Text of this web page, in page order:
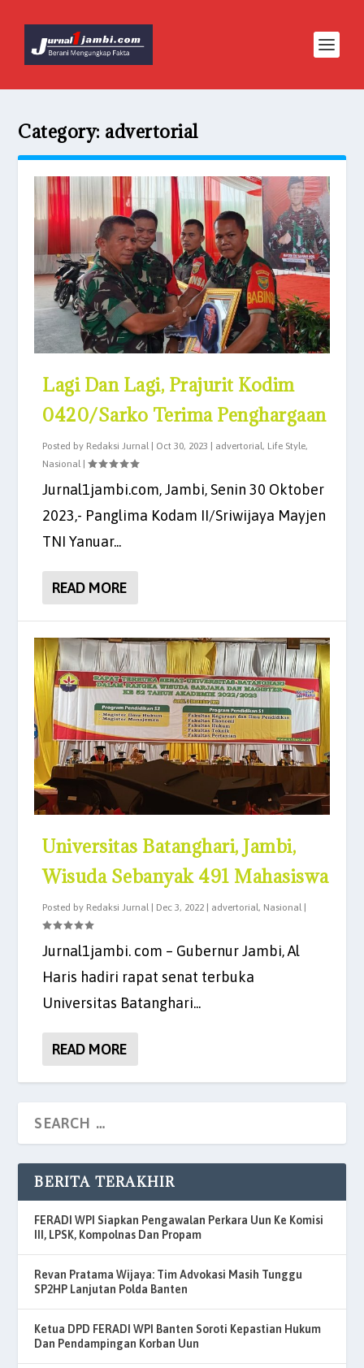
Category: advertorial
Lagi Dan Lagi, Prajurit Kodim
0420/Sarko Terima Penghargaan
Posted by Redaksi Jurnal | Oct 30, 2023 | advertorial, Life Style,
Nasional |
Jurnal1jambi.com, Jambi, Senin 30 Oktober
2023,- Panglima Kodam II/Sriwijaya Mayjen
TNI Yanuar...
READ MORE
Universitas Batanghari, Jambi,
Wisuda Sebanyak 491 Mahasiswa
Posted by Redaksi Jurnal | Dec 3, 2022 | advertorial, Nasional |
Jurnal1jambi. com – Gubernur Jambi, Al
Haris hadiri rapat senat terbuka
Universitas Batanghari...
READ MORE
BERITA TERAKHIR
FERADI WPI Siapkan Pengawalan Perkara Uun Ke Komisi
III, LPSK, Kompolnas Dan Propam
Revan Pratama Wijaya: Tim Advokasi Masih Tunggu
SP2HP Lanjutan Polda Banten
Ketua DPD FERADI WPI Banten Soroti Kepastian Hukum
Dan Pendampingan Korban Uun